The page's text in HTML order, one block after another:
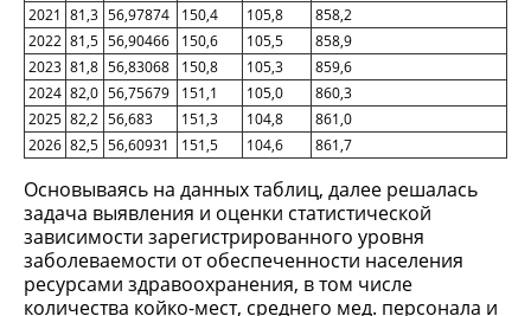
2021 81,3 56,97874 150,4 105,8
858,2
2022 81,5 56,90466 150,6 105,5
858,9
2023 81,8 56,83068 150,8 105,3
859,6
2024 82,0 56,75679 151,1 105,0
860,3
2025 82,2 56,683 151,3 104,8
861,0
2026 82,5 56,60931 151,5 104,6 861,7
Основываясь на данных таблиц, далее решалась
задача выявления и оценки статистической
зависимости зарегистрированного уровня
заболеваемости от обеспеченности населения
ресурсами здравоохранения, в том числе
количества койко-мест, среднего мед. персонала и